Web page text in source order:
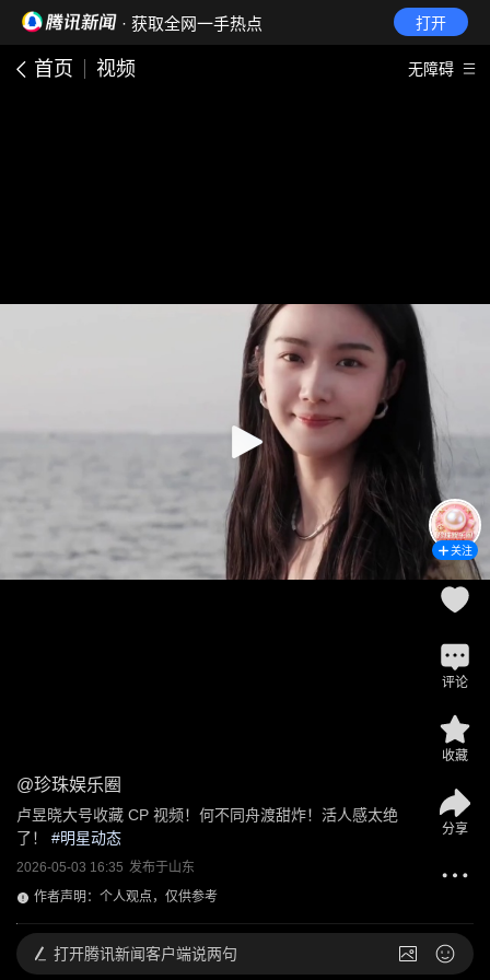
· 获取全网一手热点 打开
首页 视频 无障碍
@珍珠娱乐圈
卢昱晓大号收藏 CP 视频！何不同舟渡甜炸！活人感太绝
了！
#明星动态
2026-05-03 16:35 发布于山东
作者声明：个人观点，仅供参考
关注
评论
收藏
分享
打开腾讯新闻客户端说两句